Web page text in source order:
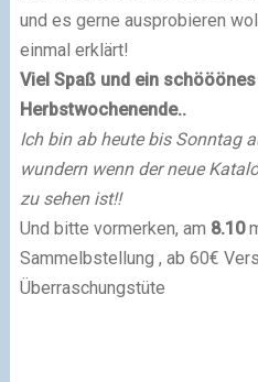
und es gerne ausprobieren
einmal erklärt!
Viel Spaß und ein
Herbstwochenende..
Ich bin ab heute bis Sonntag
wundern wenn der neue
zu sehen ist!!
Und bitte vormerken, am 8.10
Sammelbstellung , ab 60€
Überraschungstüte